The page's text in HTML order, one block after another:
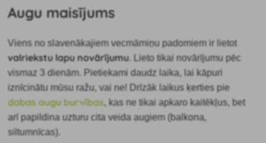
Augu maisījums
Viens no slavenākajiem vecmāmiņu padomiem ir lietot
valriekstu lapu novārījumu. Lieto tikai novārījumu pēc
vismaz 3 dienām. Pietiekami daudz laika, lai kāpuri
iznīcinātu mūsu ražu, vai ne! Drīzāk laikus ķerties pie
dabas augu burvības, kas ne tikai apkaro kaitēkļus, bet
arī papildina uzturu cita veida augiem (balkona,
siltumnīcas).